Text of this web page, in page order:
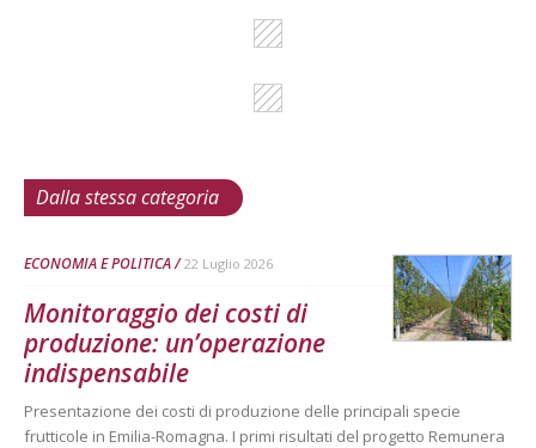
Dalla stessa categoria
ECONOMIA E POLITICA 22 Luglio 2026
Monitoraggio dei costi di
produzione: un’operazione
indispensabile
Presentazione dei costi di produzione delle principali specie
frutticole in Emilia-Romagna. I primi risultati del progetto Remunera